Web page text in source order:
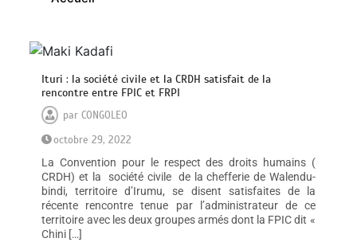
Ituri : la société civile et la CRDH satisfait de la
rencontre entre FPIC et FRPI
parCONGOLEO
octobre 29, 2022
La Convention pour le respect des droits humains (
CRDH) et la société civile de la chefferie de Walendu-
bindi, territoire d’Irumu, se disent satisfaites de la
récente rencontre tenue par l’administrateur de ce
territoire avec les deux groupes armés dont la FPIC dit «
Chini […]